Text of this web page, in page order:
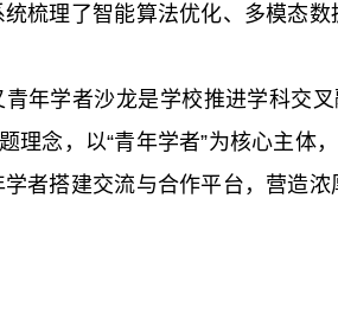
梳理了智能算法优化、多模态
年学者沙龙是学校推进学科交
理念，以“青年学者”为核心主体
者搭建交流与合作平台，营造